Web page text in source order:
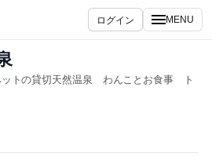
ログイン MENU
トの貸切天然温泉 わんことお食事 ト